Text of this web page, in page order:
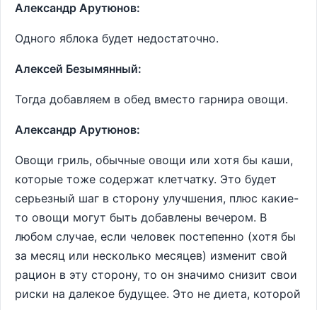
Александр Арутюнов:
Одного яблока будет недостаточно.
Алексей Безымянный:
Тогда добавляем в обед вместо гарнира овощи.
Александр Арутюнов:
Овощи гриль, обычные овощи или хотя бы каши,
которые тоже содержат клетчатку. Это будет
серьезный шаг в сторону улучшения, плюс какие-
то овощи могут быть добавлены вечером. В
любом случае, если человек постепенно (хотя бы
за месяц или несколько месяцев) изменит свой
рацион в эту сторону, то он значимо снизит свои
риски на далекое будущее. Это не диета, которой